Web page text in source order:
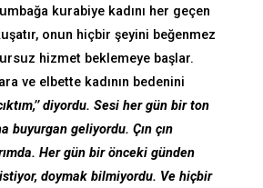
kurabiye kadını her geçen
onun hiçbir şeyini beğenmez
hizmet beklemeye başlar.
ve elbette kadının bedenini
diyordu. Sesi her gün bir ton
buyurgan geliyordu. Çın çın
Her gün bir önceki günden
doymak bilmiyordu. Ve hiçbir